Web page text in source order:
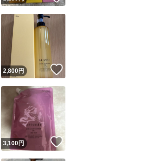
基準を満たしたユーザーにバッジを付与して
Yahoo!フリマの基準をクリアした安心・安全なユーザ
このユーザーはYahoo!フリマの取引を完了させた実績
このユーザーは他フリマサービスでの取引実績がありま
この商品の情報をコピーします
は禁止されています
1回です
出品ページへ
ね！
2,800円
ね！
3,100円